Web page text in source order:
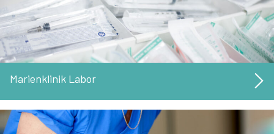
Marienklinik Labor